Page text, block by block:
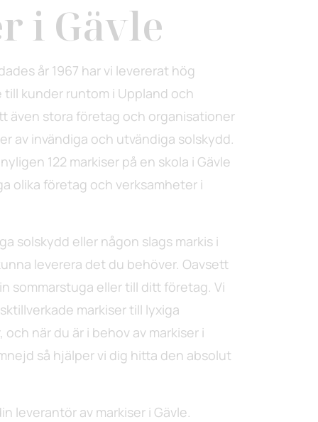
i Gävle
år 1967 har vi levererat hög
kunder runtom i Uppland och
även stora företag och organisationer
av invändiga och utvändiga solskydd.
122 markiser på en skola i Gävle
olika företag och verksamheter i
solskydd eller någon slags markis i
leverera det du behöver. Oavsett
sommarstuga eller till ditt företag. Vi
markiser till lyxiga
när du är i behov av markiser i
så hjälper vi dig hitta den absolut
leverantör av markiser i Gävle.